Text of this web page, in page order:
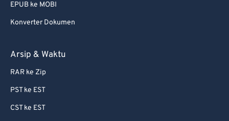
EPUB ke MOBI
Konverter Dokumen
Arsip & Waktu
RAR ke Zip
PST ke EST
CST ke EST